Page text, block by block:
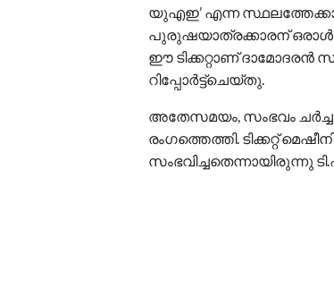
യുഎഇ’ എന്ന
പുരുഷയാത്രക്കാരന്
ഈ ടിക്കറ്റാണ് ദാമോദരൻ
റിപ്പോർട്ട്‌ചെയ്തു.
അതേസമയം, സംഭവം
രംഗത്തെത്തി. ടിക്കറ്റ്
സംഭവിച്ചതെന്നായിരുന്നു